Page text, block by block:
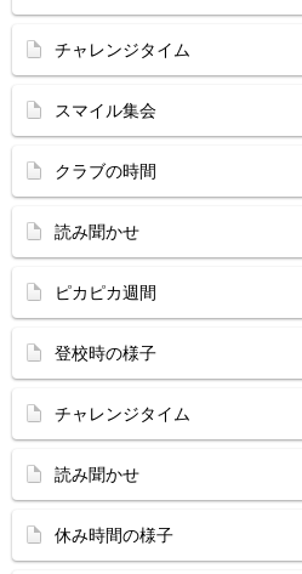
チャレンジタイム
スマイル集会
クラブの時間
読み聞かせ
ピカピカ週間
登校時の様子
チャレンジタイム
読み聞かせ
休み時間の様子